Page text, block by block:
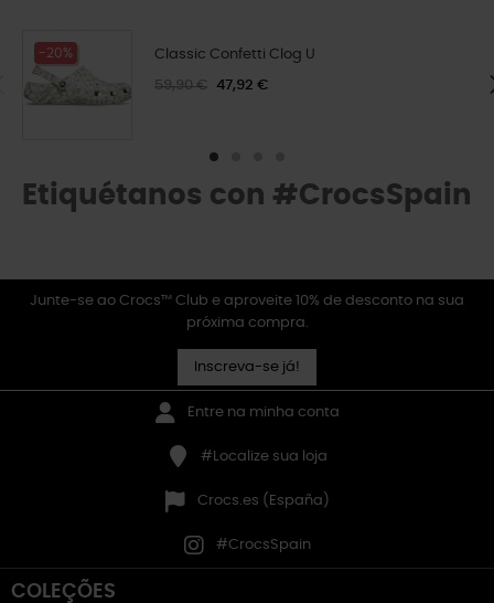
-20% Classic Confetti Clog U
59,90 € 47,92 €
Etiquétanos con #CrocsSpain
Junte-se ao Crocs™ Club e aproveite 10% de desconto na sua
próxima compra.
Inscreva-se já!
Entre na minha conta
#Localize sua loja
Crocs.es (España)
#CrocsSpain
COLEÇÕES